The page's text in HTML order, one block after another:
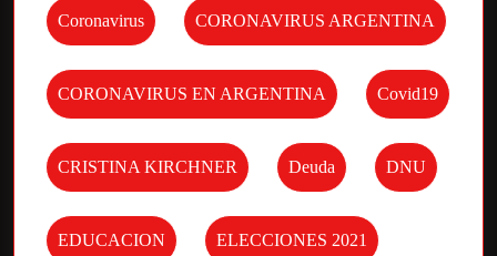
Coronavirus CORONAVIRUS ARGENTINA
CORONAVIRUS EN ARGENTINA Covid19
CRISTINA KIRCHNER Deuda DNU
EDUCACION ELECCIONES 2021